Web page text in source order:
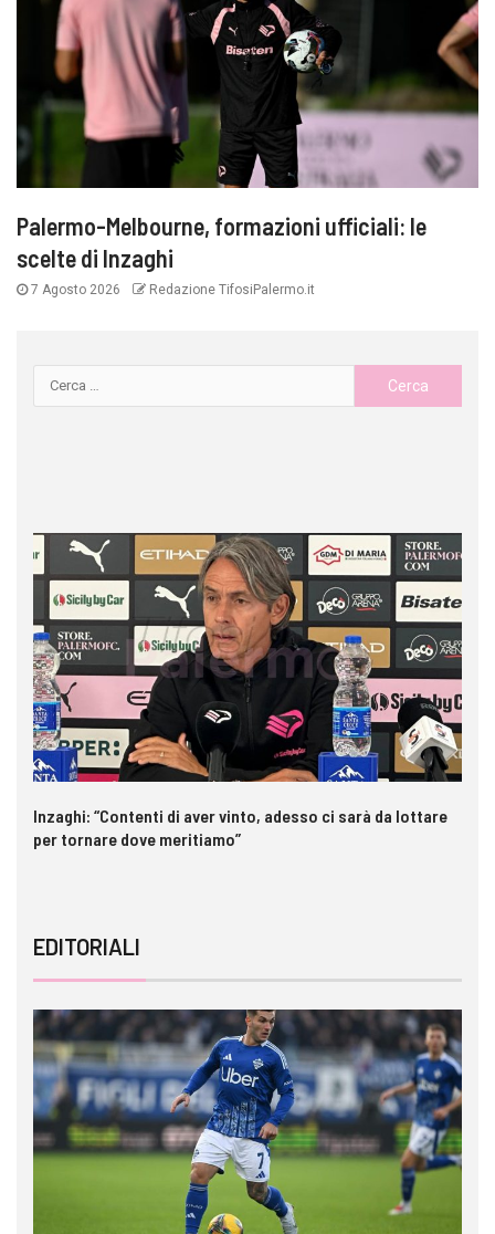
Palermo-Melbourne, formazioni ufficiali: le
scelte di Inzaghi
7 Agosto 2026 Redazione TifosiPalermo.it
Inzaghi: “Contenti di aver vinto, adesso ci sarà da lottare
per tornare dove meritiamo”
EDITORIALI